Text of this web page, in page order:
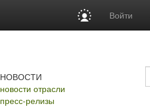
Войти
НОВОСТИ
новости отрасли
пресс-релизы